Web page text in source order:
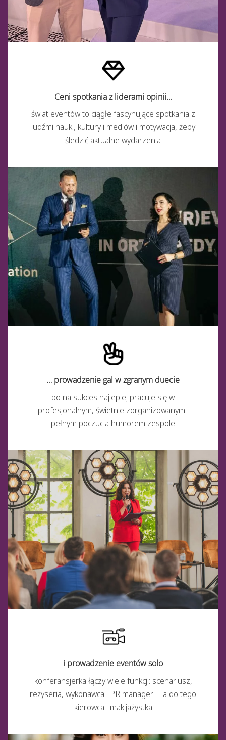
Ceni spotkania z liderami opinii…
świat eventów to ciągłe fascynujące spotkania z
ludźmi nauki, kultury i mediów i motywacja, żeby
śledzić aktualne wydarzenia
… prowadzenie gal w zgranym duecie
bo na sukces najlepiej pracuje się w
profesjonalnym, świetnie zorganizowanym i
pełnym poczucia humorem zespole
i prowadzenie eventów solo
konferansjerka łączy wiele funkcji: scenariusz,
reżyseria, wykonawca i PR manager … a do tego
kierowca i makijażystka